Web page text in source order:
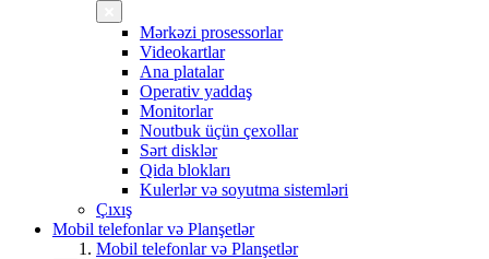
Mərkəzi prosessorlar
Videokartlar
Ana platalar
Operativ yaddaş
Monitorlar
Noutbuk üçün çexollar
Sərt disklər
Qida blokları
Kulerlər və soyutma sistemləri
Çıxış
Mobil telefonlar və Planşetlər
Mobil telefonlar və Planşetlər